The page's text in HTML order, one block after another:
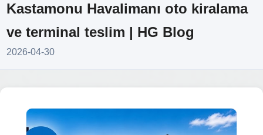
Kastamonu Havalimanı oto kiralama
ve terminal teslim | HG Blog
2026-04-30